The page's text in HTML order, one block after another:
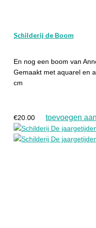
Schilderij de Boom
En nog een boom van
Gemaakt met aquarel en
cm
€20.00 toevoegen